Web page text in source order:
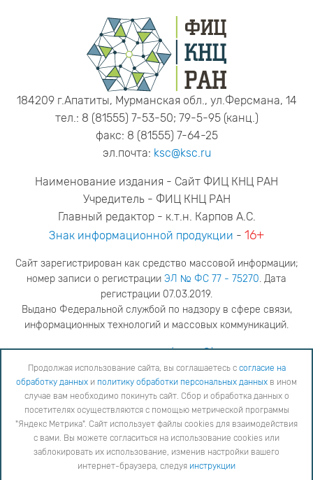
184209 г.Апатиты, Мурманская обл., ул.Ферсмана, 14
тел.: 8 (81555) 7-53-50; 79-5-95 (канц.)
факс: 8 (81555) 7-64-25
эл.почта: ksc@ksc.ru
Наименование издания - Сайт ФИЦ КНЦ РАН
Учредитель - ФИЦ КНЦ РАН
Главный редактор - к.т.н. Карпов А.С.
Знак информационной продукции - 16+
Сайт зарегистрирован как средство массовой информации;
номер записи о регистрации ЭЛ № ФС 77 - 75270. Дата
регистрации 07.03.2019.
Выдано Федеральной службой по надзору в сфере связи,
информационных технологий и массовых коммуникаций.
адрес редакцииya.stogova@ksc.ru
телефон редакции81555-79-516
Продолжая использование сайта, вы соглашаетесь с согласие на обработку данных
обработки персональных данных
в ином случае вам необходимо покинуть сайт. Сбор и обработка
данных о посетителях осуществляются с помощью метрической программы "Яндекс Метрика".
Сайт использует файлы cookies для взаимодействия с вами. Вы можете согласиться на
использование cookies или заблокировать их использование, изменив настройки вашего интернет-
Продолжая использование сайта, вы соглашаетесь с согласие на
обработку данных и политику обработки персональных данных в ином
случае вам необходимо покинуть сайт. Сбор и обработка данных о
посетителях осуществляются с помощью метрической программы
"Яндекс Метрика". Сайт использует файлы cookies для взаимодействия
с вами. Вы можете согласиться на использование cookies или
заблокировать их использование, изменив настройки вашего
интернет-браузера, следуя инструкции